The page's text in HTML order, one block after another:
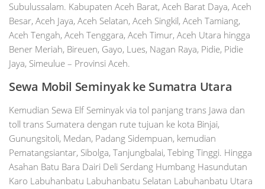
Subulussalam. Kabupaten Aceh Barat, Aceh Barat Daya, Aceh
Besar, Aceh Jaya, Aceh Selatan, Aceh Singkil, Aceh Tamiang,
Aceh Tengah, Aceh Tenggara, Aceh Timur, Aceh Utara hingga
Bener Meriah, Bireuen, Gayo, Lues, Nagan Raya, Pidie, Pidie
Jaya, Simeulue – Provinsi Aceh.
Sewa Mobil Seminyakke Sumatra Utara
Kemudian Sewa Elf Seminyak via tol panjang trans Jawa dan
toll trans Sumatera dengan rute tujuan ke kota Binjai,
Gunungsitoli, Medan, Padang Sidempuan, kemudian
Pematangsiantar, Sibolga, Tanjungbalai, Tebing Tinggi. Hingga
Asahan Batu Bara Dairi Deli Serdang Humbang Hasundutan
Karo Labuhanbatu Labuhanbatu Selatan Labuhanbatu Utara